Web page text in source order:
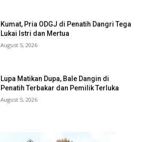
Kumat, Pria ODGJ di Penatih Dangri Tega
Lukai Istri dan Mertua
August 5, 2026
Lupa Matikan Dupa, Bale Dangin di
Penatih Terbakar dan Pemilik Terluka
August 5, 2026